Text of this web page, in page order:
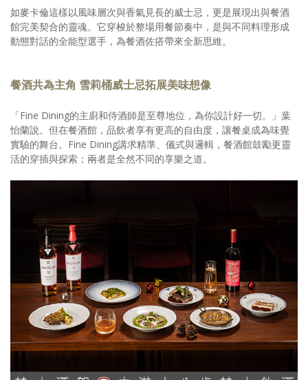
如麥卡倫這樣以風味層次與香氣見長的威士忌，更是展現出與餐酒
館完美契合的靈魂。它穿梭於整場用餐節奏中，是與不同料理形成
動態對話的全能型選手，為餐酒佐搭帶來全新思維。
餐酒共為主角 雪莉桶威士忌拓展美味想像
「Fine Dining的主廚和侍酒師是至尊地位，為你設計好一切。」葉
怡蘭說。但在餐酒館，品飲者享有更高的自由度，讓餐桌成為味覺
實驗的舞台。Fine Dining講求精準、儀式與邏輯，餐酒館鼓勵更靈
活的穿插與探索；兩者是全然不同的享樂之道。